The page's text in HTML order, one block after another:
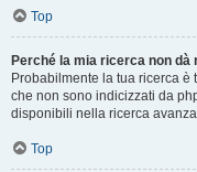
Top
Perché la mia ricerca non dà
Probabilmente la tua ricerca
che non sono indicizzati da
disponibili nella ricerca
Top